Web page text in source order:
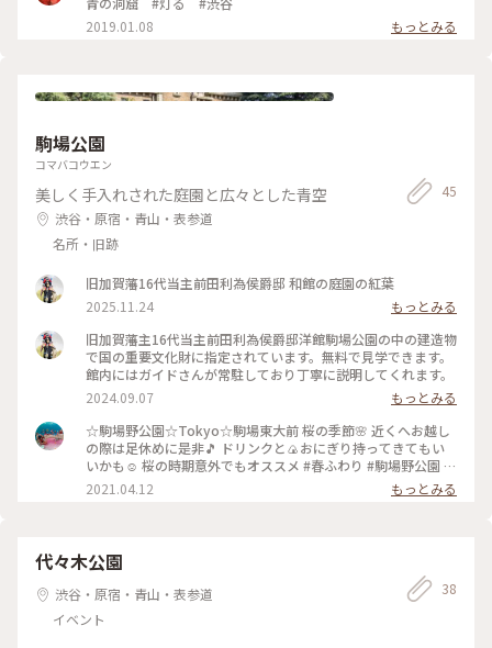
2019.01.08
もっとみる
駒場公園
コマバコウエン
美しく手入れされた庭園と広々とした青空
渋谷・原宿・青山・表参道
名所・旧跡
45
旧加賀藩16代当主前田利為侯爵邸 和館の庭園の紅葉
2025.11.24
もっとみる
旧加賀藩主16代当主前田利為侯爵邸洋館駒場公園の中の建造物
で国の重要文化財に指定されています。無料で見学できます。
館内にはガイドさんが常駐しており丁寧に説明してくれます。
2024.09.07
もっとみる
☆駒場野公園☆Tokyo☆駒場東大前 桜の季節🌸 近くへお越し
の際は足休めに是非🎵 ドリンクと🍙おにぎり持ってきてもい
いかも☺️ 桜の時期意外でもオススメ #春ふわり #駒場野公園 #
のんびりお散歩 #tokyo #公園
2021.04.12 もっとみる
代々木公園
渋谷・原宿・青山・表参道
イベント
38